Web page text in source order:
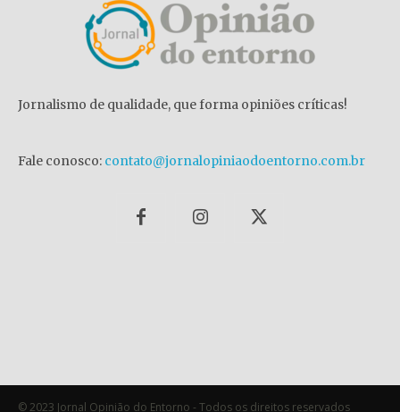
Jornalismo de qualidade, que forma opiniões críticas!
Fale conosco: contato@jornalopiniaodoentorno.com.br
© 2023 Jornal Opinião do Entorno - Todos os direitos reservados